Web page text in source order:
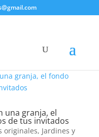
una granja, el
de tus invitados
originales, Jardines y